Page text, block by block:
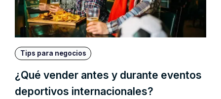
Tips para negocios
¿Qué vender antes y durante eventos
deportivos internacionales?